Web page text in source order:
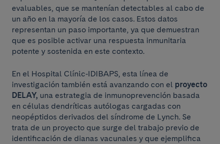
evaluables, que se mantenían detectables al cabo de
un año en la mayoría de los casos. Estos datos
representan un paso importante, ya que demuestran
que es posible activar una respuesta inmunitaria
potente y sostenida en este contexto.
En el Hospital Clínic‑IDIBAPS, esta línea de
investigación también está avanzando con el proyecto
DELAY, una estrategia de inmunoprevención basada
en células dendríticas autólogas cargadas con
neopéptidos derivados del síndrome de Lynch. Se
trata de un proyecto que surge del trabajo previo de
identificación de dianas vacunales y que ejemplifica